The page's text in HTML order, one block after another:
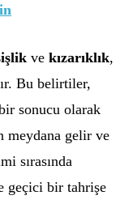
ve kızarıklık,
Bu belirtiler,
sonucu olarak
meydana gelir ve
sırasında
geçici bir tahrişe